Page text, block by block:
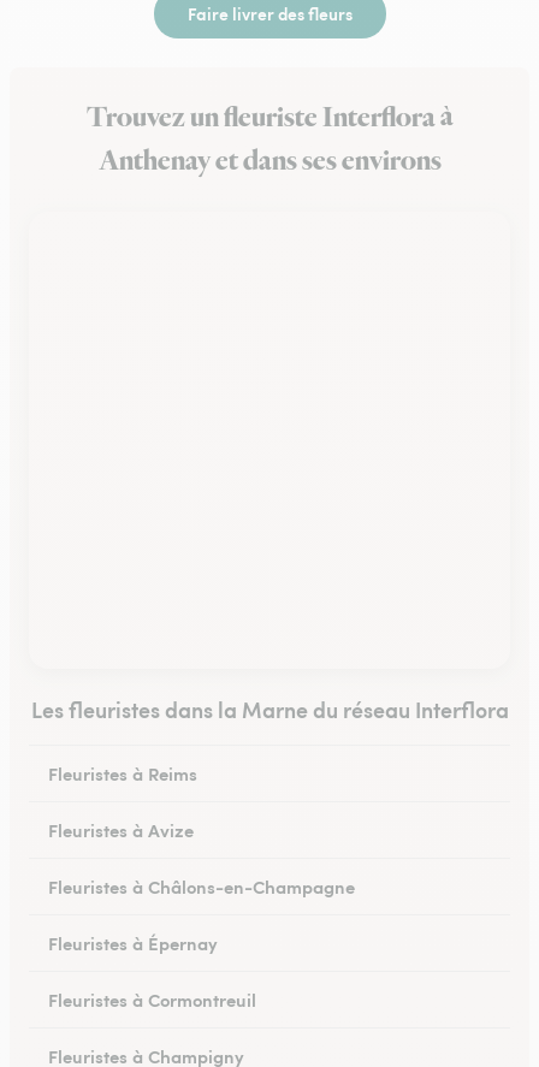
Faire livrer des fleurs
Trouvez un fleuriste Interflora à
Anthenay et dans ses environs
Les fleuristes dans la Marne du réseau Interflora
Fleuristes à Reims
Fleuristes à Avize
Fleuristes à Châlons-en-Champagne
Fleuristes à Épernay
Fleuristes à Cormontreuil
Fleuristes à Champigny